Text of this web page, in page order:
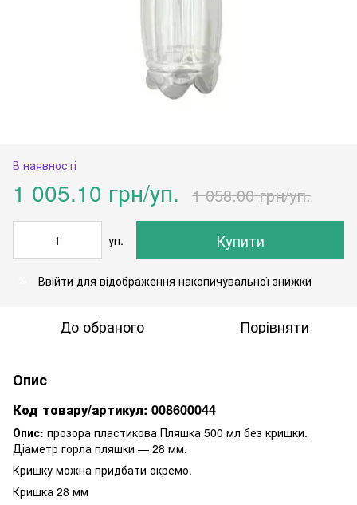
В наявності
1 005.10 грн/уп. 1 058.00 грн/уп.
уп. Купити
Ввійти для відображення накопичувальної знижки
До обраного Порівняти
Опис
Код товару/артикул: 008600044
Опис: прозора пластикова Пляшка 500 мл без кришки.
Діаметр горла пляшки — 28 мм.
Кришку можна придбати окремо.
Кришка 28 мм